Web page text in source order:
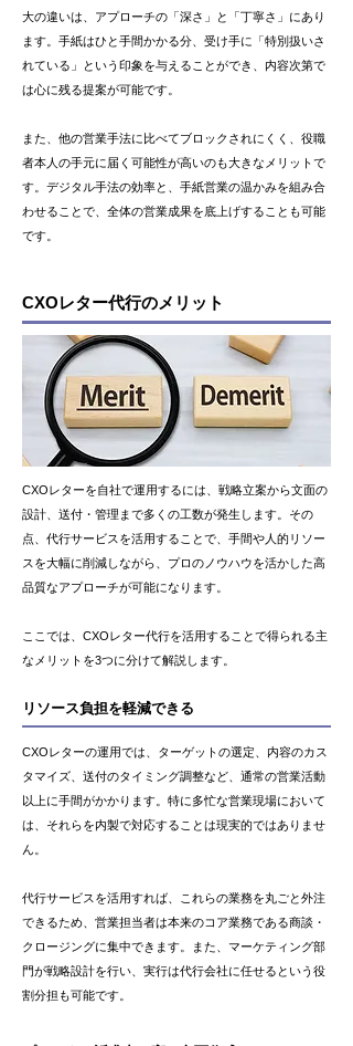
大の違いは、アプローチの「深さ」と「丁寧さ」にあり
ます。手紙はひと手間かかる分、受け手に「特別扱いさ
れている」という印象を与えることができ、内容次第で
は心に残る提案が可能です。
また、他の営業手法に比べてブロックされにくく、役職
者本人の手元に届く可能性が高いのも大きなメリットで
す。デジタル手法の効率と、手紙営業の温かみを組み合
わせることで、全体の営業成果を底上げすることも可能
です。
CXOレター代行のメリット
CXOレターを自社で運用するには、戦略立案から文面の
設計、送付・管理まで多くの工数が発生します。その
点、代行サービスを活用することで、手間や人的リソー
スを大幅に削減しながら、プロのノウハウを活かした高
品質なアプローチが可能になります。
ここでは、CXOレター代行を活用することで得られる主
なメリットを3つに分けて解説します。
リソース負担を軽減できる
CXOレターの運用では、ターゲットの選定、内容のカス
タマイズ、送付のタイミング調整など、通常の営業活動
以上に手間がかかります。特に多忙な営業現場において
は、それらを内製で対応することは現実的ではありませ
ん。
代行サービスを活用すれば、これらの業務を丸ごと外注
できるため、営業担当者は本来のコア業務である商談・
クロージングに集中できます。また、マーケティング部
門が戦略設計を行い、実行は代行会社に任せるという役
割分担も可能です。